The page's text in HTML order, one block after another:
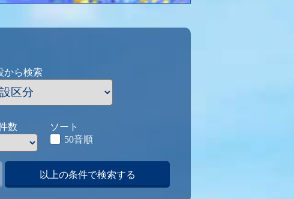
から検索
数
ソート
50音順
以上の条件で検索する